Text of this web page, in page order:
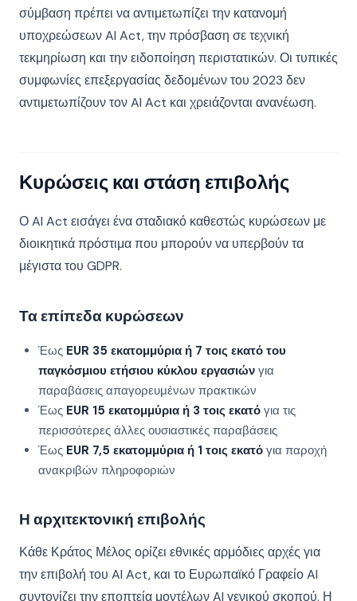
σύμβαση πρέπει να αντιμετωπίζει την κατανομή
υποχρεώσεων AI Act, την πρόσβαση σε τεχνική
τεκμηρίωση και την ειδοποίηση περιστατικών. Οι τυπικές
συμφωνίες επεξεργασίας δεδομένων του 2023 δεν
αντιμετωπίζουν τον AI Act και χρειάζονται ανανέωση.
Κυρώσεις και στάση επιβολής
Ο AI Act εισάγει ένα σταδιακό καθεστώς κυρώσεων με
διοικητικά πρόστιμα που μπορούν να υπερβούν τα
μέγιστα του GDPR.
Τα επίπεδα κυρώσεων
Έως EUR 35 εκατομμύρια ή 7 τοις εκατό του
παγκόσμιου ετήσιου κύκλου εργασιών για
παραβάσεις απαγορευμένων πρακτικών
Έως EUR 15 εκατομμύρια ή 3 τοις εκατό για τις
περισσότερες άλλες ουσιαστικές παραβάσεις
Έως EUR 7,5 εκατομμύρια ή 1 τοις εκατό για παροχή
ανακριβών πληροφοριών
Η αρχιτεκτονική επιβολής
Κάθε Κράτος Μέλος ορίζει εθνικές αρμόδιες αρχές για
την επιβολή του AI Act, και το Ευρωπαϊκό Γραφείο AI
συντονίζει την εποπτεία μοντέλων AI γενικού σκοπού. Η